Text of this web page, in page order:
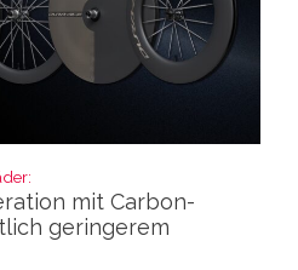
mit Carbon-
geringerem